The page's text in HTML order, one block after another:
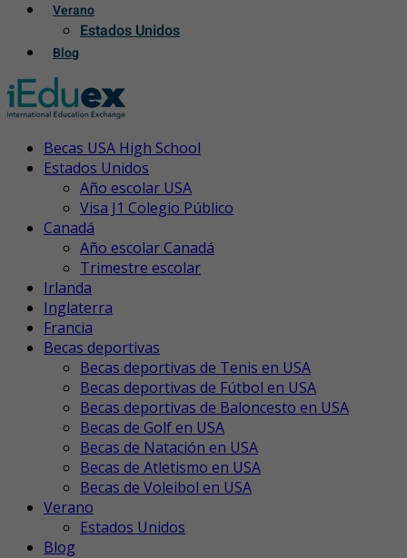
Verano
Estados Unidos
Blog
Becas USA High School
Estados Unidos
Año escolar USA
Visa J1 Colegio Público
Canadá
Año escolar Canadá
Trimestre escolar
Irlanda
Inglaterra
Francia
Becas deportivas
Becas deportivas de Tenis en USA
Becas deportivas de Fútbol en USA
Becas deportivas de Baloncesto en USA
Becas de Golf en USA
Becas de Natación en USA
Becas de Atletismo en USA
Becas de Voleibol en USA
Verano
Estados Unidos
Blog